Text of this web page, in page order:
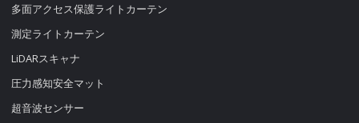
多面アクセス保護ライトカーテン
測定ライトカーテン
LiDARスキャナ
圧力感知安全マット
超音波センサー